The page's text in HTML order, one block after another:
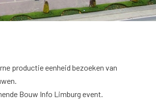
productie eenheid bezoeken van
Bouw Info Limburg event.